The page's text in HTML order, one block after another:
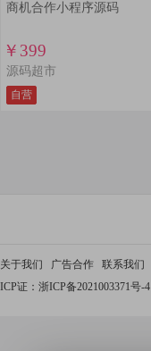
商机合作小程序源码
￥399
源码超市
自营
关于我们 广告合作 联系我们
ICP证：浙ICP备2021003371号-4